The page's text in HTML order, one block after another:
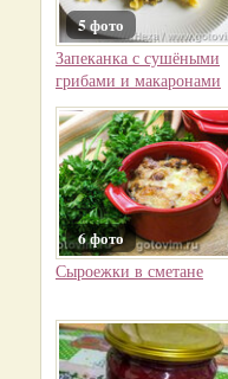
5 фото
Запеканка с сушёными
грибами и макаронами
6 фото
Сыроежки в сметане